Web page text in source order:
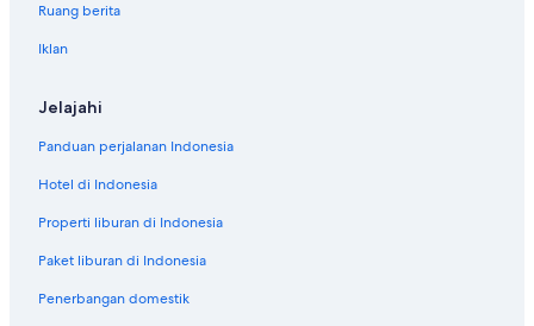
Ruang berita
Iklan
Jelajahi
Panduan perjalanan Indonesia
Hotel di Indonesia
Properti liburan di Indonesia
Paket liburan di Indonesia
Penerbangan domestik